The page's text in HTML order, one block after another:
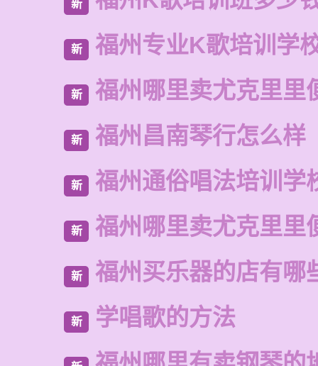
新
新 福州专业K歌培训学
新 福州哪里卖尤克里里
新 福州昌南琴行怎么样
新 福州通俗唱法培训学
新 福州哪里卖尤克里里
新 福州买乐器的店有哪
新 学唱歌的方法